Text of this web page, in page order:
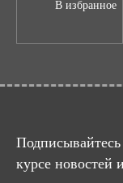
В избранное
курсе новостей